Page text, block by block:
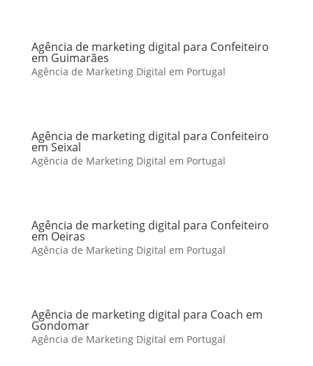
Agência de marketing digital para Confeiteiro
em Guimarães
Agência de Marketing Digital em Portugal
Agência de marketing digital para Confeiteiro
em Seixal
Agência de Marketing Digital em Portugal
Agência de marketing digital para Confeiteiro
em Oeiras
Agência de Marketing Digital em Portugal
Agência de marketing digital para Coach em
Gondomar
Agência de Marketing Digital em Portugal